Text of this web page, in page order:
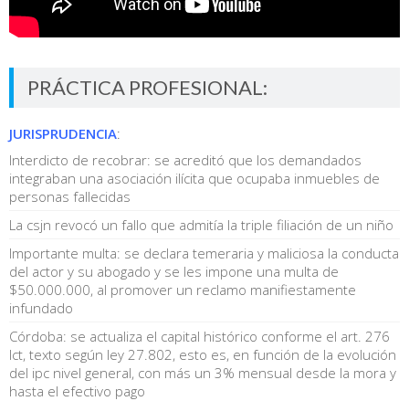
PRÁCTICA PROFESIONAL:
JURISPRUDENCIA:
Interdicto de recobrar: se acreditó que los demandados
integraban una asociación ilícita que ocupaba inmuebles de
personas fallecidas
La csjn revocó un fallo que admitía la triple filiación de un niño
Importante multa: se declara temeraria y maliciosa la conducta
del actor y su abogado y se les impone una multa de
$50.000.000, al promover un reclamo manifiestamente
infundado
Córdoba: se actualiza el capital histórico conforme el art. 276
lct, texto según ley 27.802, esto es, en función de la evolución
del ipc nivel general, con más un 3% mensual desde la mora y
hasta el efectivo pago